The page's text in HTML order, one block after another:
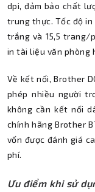
dpi, đảm bảo chất
trung thực. Tốc độ
trắng và 15,5 trang/
in tài liệu văn phòng
Về kết nối, Brother
phép nhiều người
không cần kết nối
chính hãng Brother
vốn được đánh giá
phí.
Ưu điểm khi sử